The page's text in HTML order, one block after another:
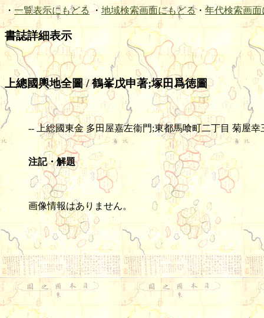
・ 一覧表示にもどる ・ 地域検索画面にもどる・ 年代検索画面
書誌詳細表示
上總國輿地全圖 / 鶴峯戊申著;塚田爲徳圖
-- 上総國東金 多田屋嘉左衞門;東都馬喰町二丁目 菊屋幸
注記・解題
画像情報はありません。